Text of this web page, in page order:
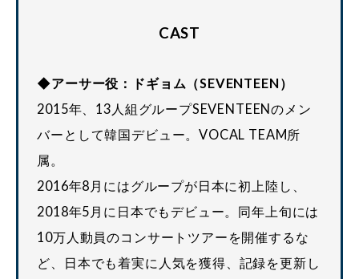
CAST
◆アーサー役：ドギョム（SEVENTEEN）
2015年、13人組グループSEVENTEENのメン
バーとして韓国デビュー。VOCAL TEAM所
属。
2016年8月にはグループが日本に初上陸し、
2018年5月に日本でもデビュー。同年上旬には
10万人動員のコンサートツアーを開催するな
ど、日本でも着実に人気を獲得、記録を更新し